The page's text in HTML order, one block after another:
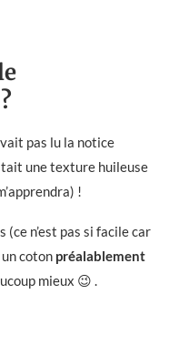
pas lu la notice
une texture huileuse
!
n’est pas si facile car
un coton préalablement
mieux 😉 .